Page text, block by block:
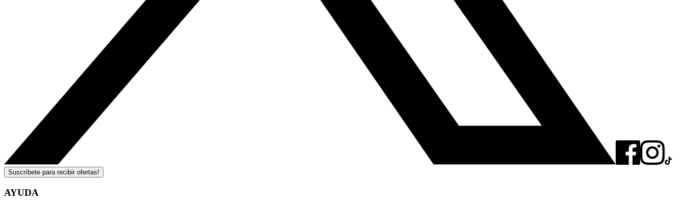
Suscríbete para recibir ofertas!
AYUDA